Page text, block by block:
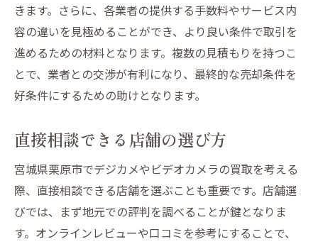
きます。さらに、各業者の提供する手数料やサービス内
容の違いを見極めることができ、より良い条件で取引を
進めるための材料となります。複数の見積もりを持つこ
とで、業者との交渉が有利になり、最終的な売却条件を
好条件にするための助けとなります。
直接相談できる店舗の選び方
宮城県栗原市でデジカメやビデオカメラの買取を考える
際、直接相談できる店舗を選ぶことも重要です。店舗選
びでは、まず地元での評判を調べることが鍵となりま
す。オンラインレビューや口コミを参考にすることで、